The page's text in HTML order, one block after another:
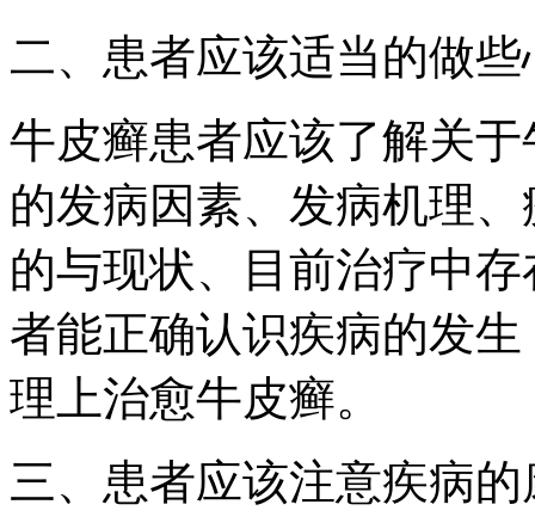
二、患者应该适当的做
牛皮癣患者应该了解关
的发病因素、发病机理
的与现状、目前治疗中
者能正确认识疾病的发
理上治愈牛皮癣。
三、患者应该注意疾病